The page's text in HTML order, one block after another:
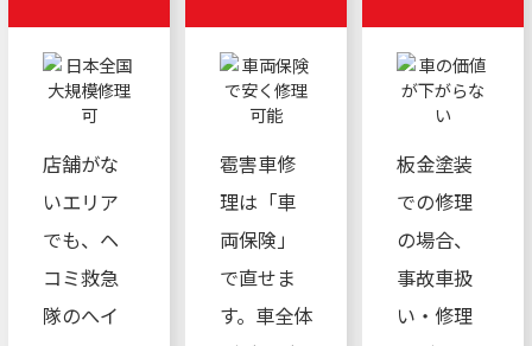
店舗がな
いエリア
でも、ヘ
コミ救急
隊のへイ
雹害車修
理は「車
両保険」
で直せま
す。車全体
板金塗装
での修理
の場合、
事故車扱
い・修理